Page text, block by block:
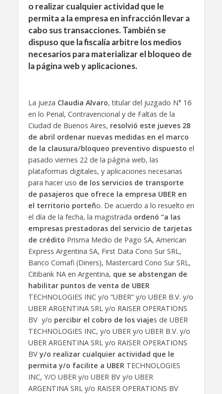
o realizar cualquier actividad que le
permita a la empresa en infracción llevar a
cabo sus transacciones. También se
dispuso que la fiscalía arbitre los medios
necesarios para materializar el bloqueo de
la página web y aplicaciones.
La jueza Claudia Alvaro, titular del juzgado N° 16
en lo Penal, Contravencional y de Faltas de la
Ciudad de Buenos Aires, resolvió este jueves 28
de abril ordenar nuevas medidas en el marco
de la clausura/bloqueo preventivo dispuesto el
pasado viernes 22 de la página web, las
plataformas digitales, y aplicaciones necesarias
para hacer uso de los servicios de transporte
de pasajeros que ofrece la empresa UBER en
el territorio porteño. De acuerdo a lo resuelto en
el día de la fecha, la magistrada ordenó “a las
empresas prestadoras del servicio de tarjetas
de crédito Prisma Medio de Pago SA, American
Express Argentina SA, First Data Cono Sur SRL,
Banco Comafi (Diners), Mastercard Cono Sur SRL,
Citibank NA en Argentina, que se abstengan de
habilitar puntos de venta de UBER
TECHNOLOGIES INC y/o “UBER” y/o UBER B.V. y/o
UBER ARGENTINA SRL y/o RAISER OPERATIONS
BV y/o percibir el cobro de los viajes de UBER
TECHNOLOGIES INC, y/o UBER y/o UBER B.V. y/o
UBER ARGENTINA SRL y/o RAISER OPERATIONS
BV y/o realizar cualquier actividad que le
permita y/o facilite a UBERTECHNOLOGIES
INC, Y/O UBER y/o UBER BV y/o UBER
ARGENTINA SRL y/o RAISER OPERATIONS BV